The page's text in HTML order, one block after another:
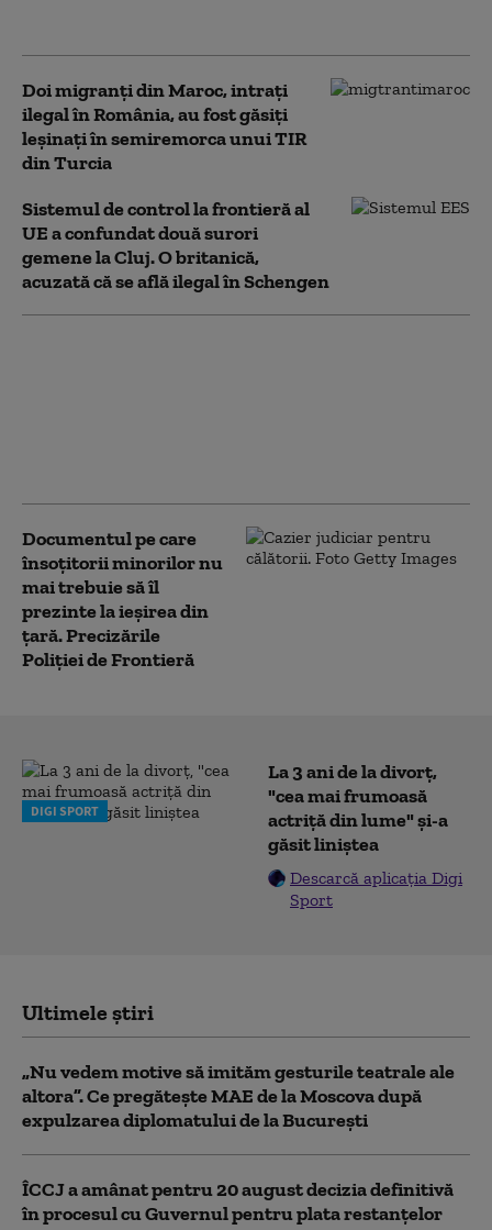
Doi migranți din Maroc, intrați
ilegal în România, au fost găsiți
leșinați în semiremorca unui TIR
din Turcia
Sistemul de control la frontieră al
UE a confundat două surori
gemene la Cluj. O britanică,
acuzată că se află ilegal în Schengen
Documentul pe care
însoțitorii minorilor nu
mai trebuie să îl
prezinte la ieșirea din
țară. Precizările
Poliției de Frontieră
DIGI SPORT
La 3 ani de la divorț,
"cea mai frumoasă
actriță din lume" și-a
găsit liniștea
Descarcă aplicația Digi
Sport
Ultimele știri
„Nu vedem motive să imităm gesturile teatrale ale
altora”. Ce pregătește MAE de la Moscova după
expulzarea diplomatului de la București
ÎCCJ a amânat pentru 20 august decizia definitivă
în procesul cu Guvernul pentru plata restanțelor